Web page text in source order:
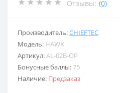
Отзывы: (0)
Производитель:CHIEFTEC
Модель: HAWK
Артикул:AL-02B-OP
Бонусные баллы:75
Наличие: Предзаказ